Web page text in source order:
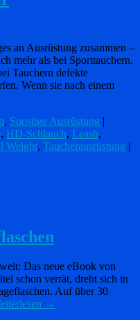
an Ausrüstung zusammen –
mehr als bei Sporttauchern.
Tauchern defekte
Wenn sie nach einem
, Sonstige Ausrüstung |
, HD-Schlauch, Leash,
Weight, Taucherausrüstung |
Das neue eBook von
schon verrät, dreht sich in
Auf über 30
→